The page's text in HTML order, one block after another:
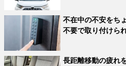
不在中の不安をち
不要で取り付けら
長距離移動の疲れ